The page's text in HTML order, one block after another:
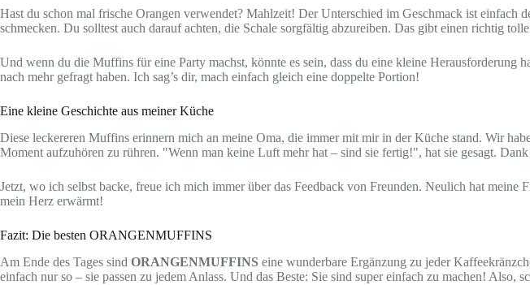
Hast du schon mal frische Orangen verwendet? Mahlzeit! Der Unterschied im Geschmack ist
schmecken. Du solltest auch darauf achten, die Schale sorgfältig abzureiben. Das gibt einen richtig
Und wenn du die Muffins für eine Party machst, könnte es sein, dass du eine kleine Herausforderung
nach mehr gefragt haben. Ich sag’s dir, mach einfach gleich eine doppelte Portion!
Eine kleine Geschichte aus meiner Küche
Diese leckereren Muffins erinnern mich an meine Oma, die immer mit mir in der Küche stand. Wir
Moment aufzuhören zu rühren. "Wenn man keine Luft mehr hat – sind sie fertig!", hat sie gesagt.
Jetzt, wo ich selbst backe, freue ich mich immer über das Feedback von Freunden. Neulich hat
mein Herz erwärmt!
Fazit: Die besten ORANGENMUFFINS
Am Ende des Tages sind ORANGENMUFFINS eine wunderbare Ergänzung zu jeder
einfach nur so – sie passen zu jedem Anlass. Und das Beste: Sie sind super einfach zu machen! Also,